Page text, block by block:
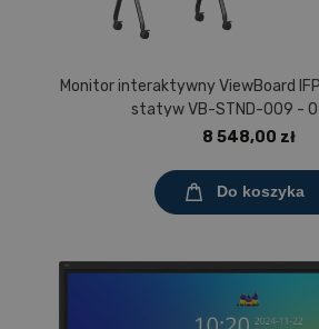
Monitor interaktywny ViewBoard
statyw VB-STND-009 - 0
8 548,00 zł
Do koszyka